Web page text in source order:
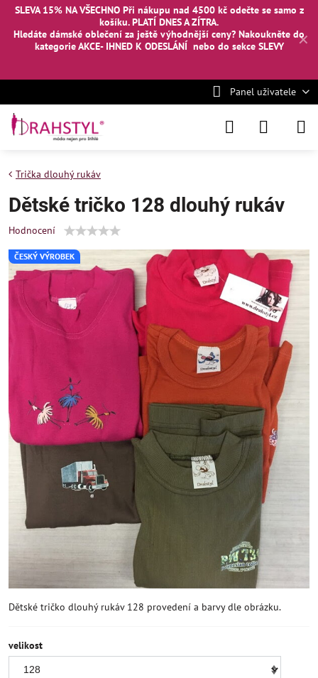
✕
SLEVA 15% NA VŠECHNO Při nákupu nad 4500 kč odečte se samo z
košíku. PLATÍ DNES A ZÍTRA.
Hledáte dámské oblečení za ještě výhodnější ceny? Nakoukněte do
kategorie AKCE- IHNED K ODESLÁNÍ nebo do sekce SLEVY
Panel uživatele
ČESKÝ VÝROBEK
Trička dlouhý rukáv
Dětské tričko 128 dlouhý rukáv
Hodnocení
Dětské tričko dlouhý rukáv 128 provedení a barvy dle obrázku.
velikost